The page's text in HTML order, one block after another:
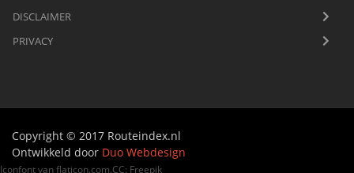
DISCLAIMER
PRIVACY
Copyright © 2017 Routeindex.nl
Ontwikkeld door Duo Webdesign
Iconfont vanflaticon.com.CC: Freepik